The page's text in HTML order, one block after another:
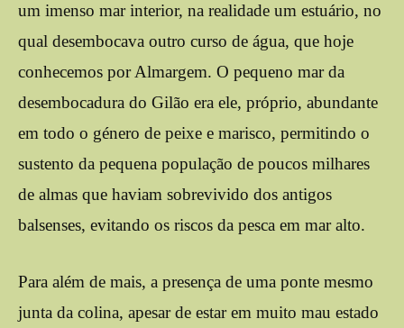
um imenso mar interior, na realidade um estuário, no
qual desembocava outro curso de água, que hoje
conhecemos por Almargem. O pequeno mar da
desembocadura do Gilão era ele, próprio, abundante
em todo o género de peixe e marisco, permitindo o
sustento da pequena população de poucos milhares
de almas que haviam sobrevivido dos antigos
balsenses, evitando os riscos da pesca em mar alto.
Para além de mais, a presença de uma ponte mesmo
junta da colina, apesar de estar em muito mau estado